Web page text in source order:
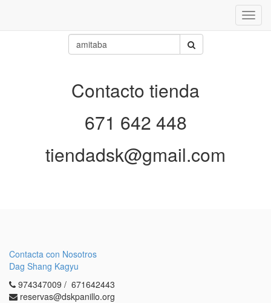
Contacto tienda
671 642 448
tiendadsk@gmail.com
Contacta con Nosotros
Dag Shang Kagyu
974347009 / 671642443
reservas@dskpanillo.org